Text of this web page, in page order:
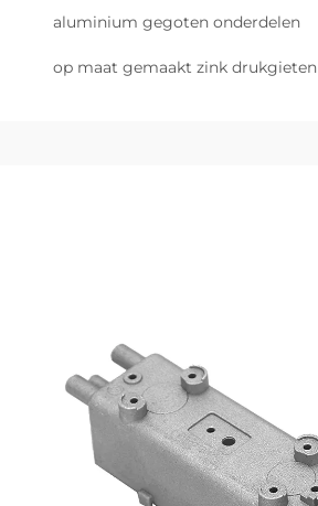
aluminium gegoten onderdelen
op maat gemaakt zink drukgieten